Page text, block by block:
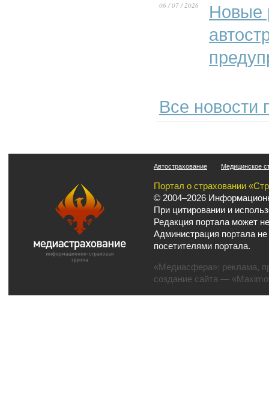
06 / 07 / 2026
Новые
Все новости
Автострахование Медицинское
Портал о страховании
© 2004–2026
При цитировании и
Редакция портала может
Администрация портала
посетителями портала.
«Медиасфера»: реклама,
создание сайта —